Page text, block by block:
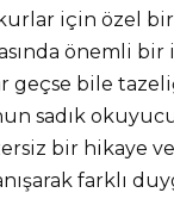
için özel bir
önemli bir
geçse bile
sadık
bir hikaye
farklı